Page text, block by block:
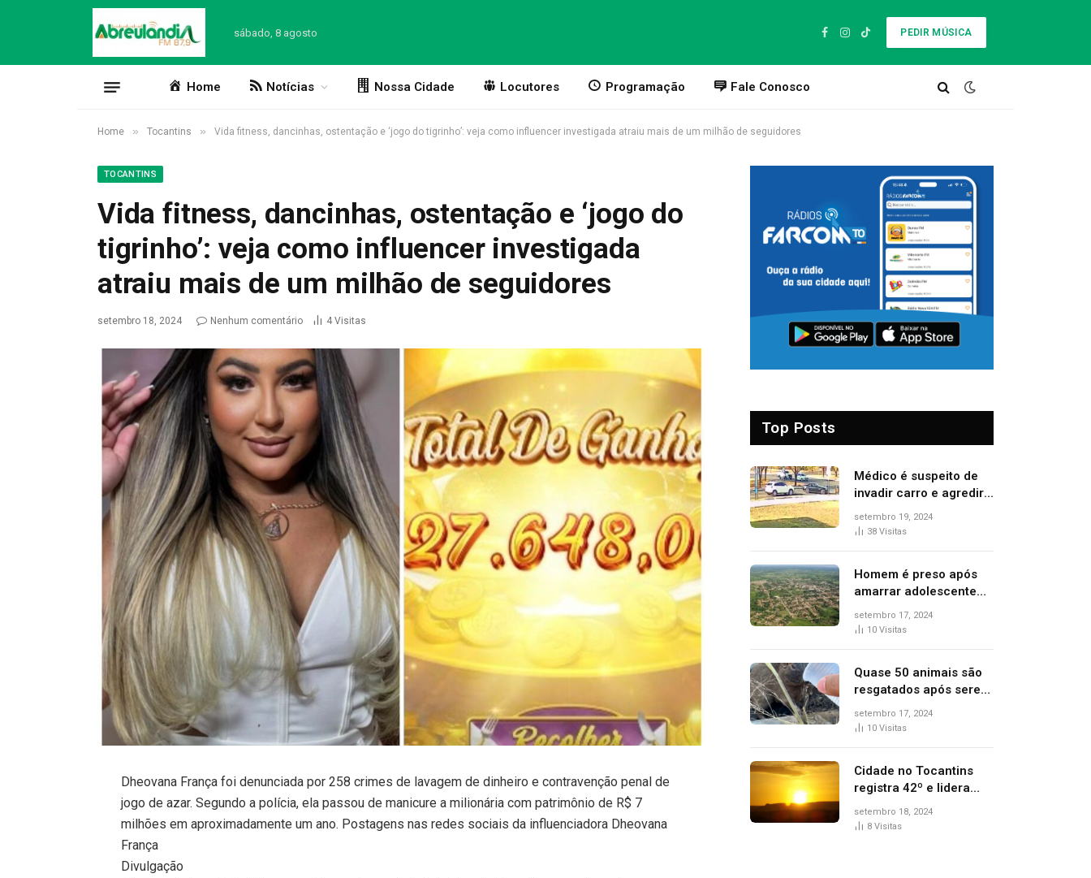
sábado, 8 agosto
Facebook
Instagram
TikTok
PEDIR MÚSICA
Home Notícias Nossa Cidade Locutores Programação Fale Conosco
Home » Tocantins » Vida fitness, dancinhas, ostentação e ‘jogo do tigrinho’: veja como influencer investigada atraiu mais de um milhão de seguidores
TOCANTINS
Vida fitness, dancinhas, ostentação e ‘jogo do
tigrinho’: veja como influencer investigada
atraiu mais de um milhão de seguidores
setembro 18, 2024 Nenhum comentário 4 Visitas
Dheovana França foi denunciada por 258 crimes de lavagem de dinheiro e contravenção penal de
jogo de azar. Segundo a polícia, ela passou de manicure a milionária com patrimônio de R$ 7
milhões em aproximadamente um ano. Postagens nas redes sociais da influenciadora Dheovana
França
Divulgação
Top Posts
Médico é suspeito de
invadir carro e agredir
delegado aposentado
durante confusão no
setembro 19, 2024
38 Visitas
Homem é preso após
amarrar adolescente
suspeito de furto em
estaca de cerca e
setembro 17, 2024
10 Visitas
Quase 50 animais são
resgatados após serem
vítimas de incêndios
florestais no Tocantins
setembro 17, 2024
10 Visitas
Cidade no Tocantins
registra 42º e lidera
lista de cidades mais
quentes do país, diz
setembro 18, 2024
8 Visitas